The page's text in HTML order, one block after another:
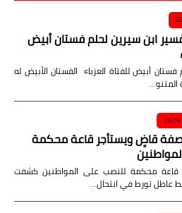
ابن سيرين لحلم فستان أبيض
أبيض للفتاة العزباء الفستان الأبيض له
المتنو…
قاضٍ ويستأجر قاعة محكمة
محكمة للنصب على المواطنين كشفت
عاطل تورط في انتحال…